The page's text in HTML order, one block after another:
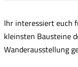
Ihr interessiert euch
kleinsten Bausteine
Wanderausstellung